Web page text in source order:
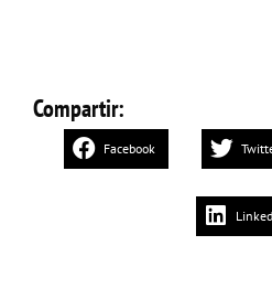
Compartir:
Facebook